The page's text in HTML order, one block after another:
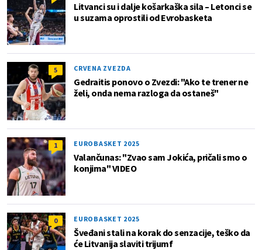
Litvanci su i dalje košarkaška sila – Letonci se
u suzama oprostili od Evrobasketa
5 CRVENA ZVEZDA
Gedraitis ponovo o Zvezdi: "Ako te trener ne
želi, onda nema razloga da ostaneš"
1 EUROBASKET 2025
Valančunas: "Zvao sam Jokića, pričali smo o
konjima" VIDEO
0 EUROBASKET 2025
Šveđani stali na korak do senzacije, teško da
će Litvanija slaviti trijumf